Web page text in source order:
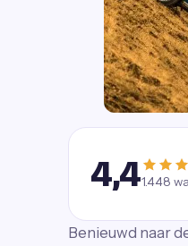
4,41.448
Benieuwd naar